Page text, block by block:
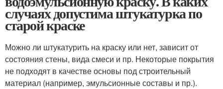
случаях допустима штукатурка по
старой краске
Можно ли штукатурить на краску или нет, зависит от
состояния стены, вида смеси и пр. Некоторые покрытия
не подходят в качестве основы под строительный
материал (например, эмульсионные составы и пр.).